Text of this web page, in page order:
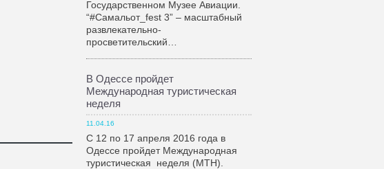
Государственном Музее Авиации.
“#Самальот_fest 3” – масштабный
развлекательно-
просветительский…
В Одессе пройдет
Международная туристическая
неделя
11.04.16
С 12 по 17 апреля 2016 года в
Одессе пройдет Международная
туристическая неделя (МТН).